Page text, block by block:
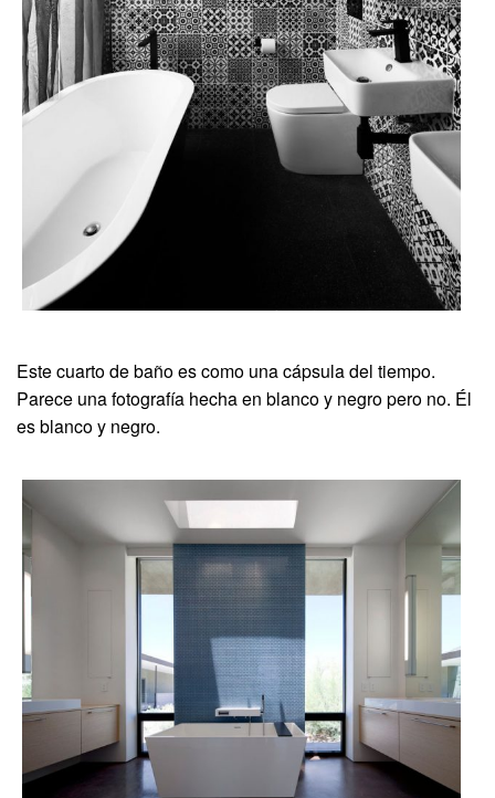
Este cuarto de baño es como una cápsula del tiempo.
Parece una fotografía hecha en blanco y negro pero no. Él
es blanco y negro.